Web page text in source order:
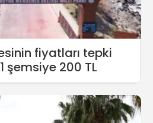
fiyatları tepki
şemsiye 200 TL